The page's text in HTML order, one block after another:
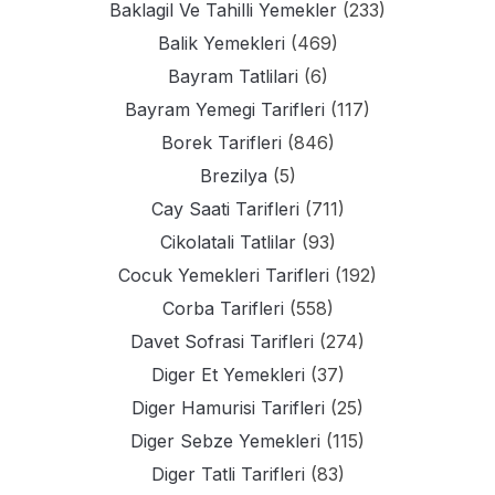
Baklagil Ve Tahilli Yemekler (233)
Balik Yemekleri (469)
Bayram Tatlilari (6)
Bayram Yemegi Tarifleri (117)
Borek Tarifleri (846)
Brezilya (5)
Cay Saati Tarifleri (711)
Cikolatali Tatlilar(93)
Cocuk Yemekleri Tarifleri (192)
Corba Tarifleri (558)
Davet Sofrasi Tarifleri (274)
Diger Et Yemekleri (37)
Diger Hamurisi Tarifleri (25)
Diger Sebze Yemekleri (115)
Diger Tatli Tarifleri (83)